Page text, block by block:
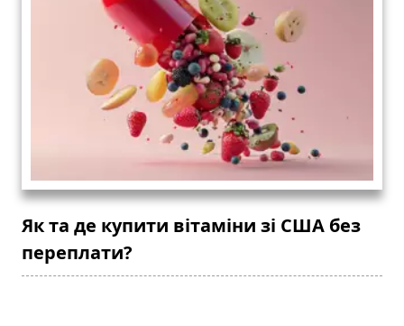
Як та де купити вітаміни зі США без
переплати?